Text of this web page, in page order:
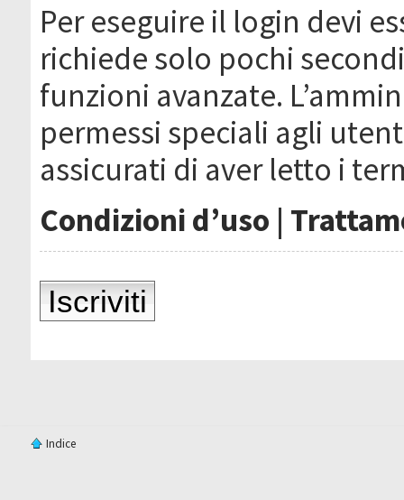
Per eseguire il login devi
richiede solo pochi
funzioni avanzate.
permessi speciali agli
assicurati di aver letto i
Condizioni d’uso |
Iscriviti
Indice